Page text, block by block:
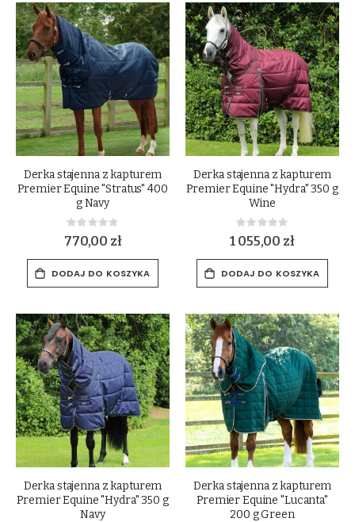
Derka stajenna z kapturem
Premier Equine "Stratus" 400
g Navy
Rating:
0%
770,00 zł
DODAJ DO KOSZYKA
Derka stajenna z kapturem
Premier Equine "Hydra" 350 g
Wine
Rating:
0%
1 055,00 zł
DODAJ DO KOSZYKA
Derka stajenna z kapturem
Premier Equine "Hydra" 350 g
Navy
Derka stajenna z kapturem
Premier Equine "Lucanta"
200 g Green